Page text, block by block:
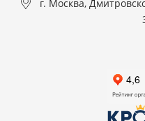
г. Москва,